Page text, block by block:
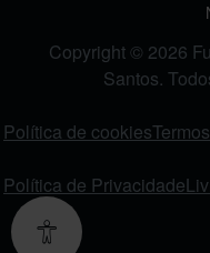
Copyright © 2026
Santos.
Política de cookies
Política de Privacidade